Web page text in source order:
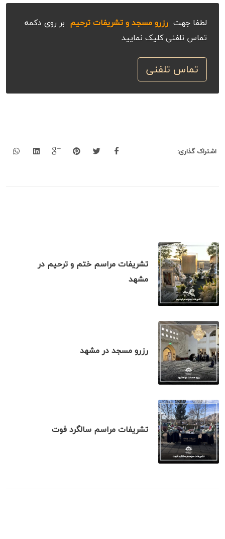
لطفا جهت رزرو مسجد و تشریفات ترحیم بر روی دکمه
تماس تلفنی کلیک نمایید
تماس تلفنی
اشتراک گذاری:
تشریفات مراسم ختم و ترحیم در
مشهد
رزرو مسجد در مشهد
تشریفات مراسم سالگرد فوت